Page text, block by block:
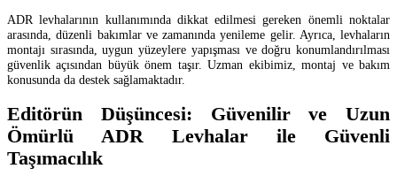
ADR levhalarının kullanımında dikkat edilmesi gereken önemli noktalar
arasında, düzenli bakımlar ve zamanında yenileme gelir. Ayrıca, levhaların
montajı sırasında, uygun yüzeylere yapışması ve doğru konumlandırılması
güvenlik açısından büyük önem taşır. Uzman ekibimiz, montaj ve bakım
konusunda da destek sağlamaktadır.
Editörün Düşüncesi: Güvenilir ve Uzun
Ömürlü ADR Levhalar ile Güvenli
Taşımacılık